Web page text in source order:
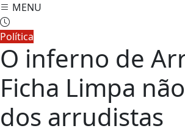
MENU
Política
O inferno de
Ficha Limpa
dos arrudistas